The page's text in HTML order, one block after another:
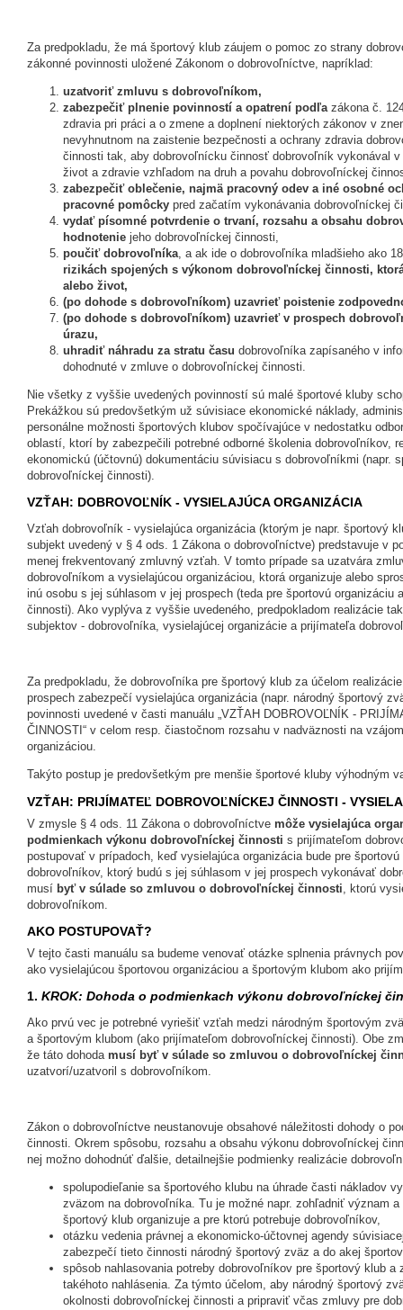
Za predpokladu, že má športový klub záujem o pomoc zo strany
zákonné povinnosti uložené Zákonom o dobrovoľníctve, napríklad:
uzatvoriť zmluvu s dobrovoľníkom,
zabezpečiť plnenie povinností a opatrení podľa zákona č.
zdravia pri práci a o zmene a doplnení niektorých zákonov v
nevyhnutnom na zaistenie bezpečnosti a ochrany zdravia
činnosti tak, aby dobrovoľnícku činnosť dobrovoľník vykonával v
život a zdravie vzhľadom na druh a povahu dobrovoľníckej
zabezpečiť oblečenie, najmä pracovný odev a iné osobné
pracovné pomôcky pred začatím vykonávania dobrovoľníckej
vydať písomné potvrdenie o trvaní, rozsahu a obsahu
hodnotenie jeho dobrovoľníckej činnosti,
poučiť dobrovoľníka , a ak ide o dobrovoľníka mladšieho ako
rizikách spojených s výkonom dobrovoľníckej činnosti,
alebo život,
(po dohode s dobrovoľníkom) uzavrieť poistenie
(po dohode s dobrovoľníkom) uzavrieť v prospech
úrazu,
uhradiť náhradu za stratu času dobrovoľníka zapísaného v
dohodnuté v zmluve o dobrovoľníckej činnosti.
Nie všetky z vyššie uvedených povinností sú malé športové kluby
Prekážkou sú predovšetkým už súvisiace ekonomické náklady,
personálne možnosti športových klubov spočívajúce v nedostatku
oblastí, ktorí by zabezpečili potrebné odborné školenia dobrovoľníkov,
ekonomickú (účtovnú) dokumentáciu súvisiacu s dobrovoľníkmi (napr.
dobrovoľníckej činnosti).
VZŤAH: DOBROVOĽNÍK - VYSIELAJÚCA ORGANIZÁCIA
Vzťah dobrovoľník - vysielajúca organizácia (ktorým je napr. športový
subjekt uvedený v § 4 ods. 1 Zákona o dobrovoľníctve) predstavuje v
menej frekventovaný zmluvný vzťah. V tomto prípade sa uzatvára
dobrovoľníkom a vysielajúcou organizáciou, ktorá organizuje alebo
inú osobu s jej súhlasom v jej prospech (teda pre športovú organizáciu
činnosti). Ako vyplýva z vyššie uvedeného, predpokladom realizácie
subjektov - dobrovoľníka, vysielajúcej organizácie a prijímateľa
Za predpokladu, že dobrovoľníka pre športový klub za účelom
prospech zabezpečí vysielajúca organizácia (napr. národný športový
povinnosti uvedené v časti manuálu „VZŤAH DOBROVOĽNÍK -
ČINNOSTI“ v celom resp. čiastočnom rozsahu v nadväznosti na
organizáciou.
Takýto postup je predovšetkým pre menšie športové kluby výhodným
VZŤAH: PRIJÍMATEĽ DOBROVOĽNÍCKEJ ČINNOSTI -
V zmysle § 4 ods. 11 Zákona o dobrovoľníctve môže vysielajúca
podmienkach výkonu dobrovoľníckej činnosti s prijímateľom
postupovať v prípadoch, keď vysielajúca organizácia bude pre
dobrovoľníkov, ktorý budú s jej súhlasom v jej prospech vykonávať
musí byť v súlade so zmluvou o dobrovoľníckej činnosti , ktorú
dobrovoľníkom.
AKO POSTUPOVAŤ?
V tejto časti manuálu sa budeme venovať otázke splnenia právnych
ako vysielajúcou športovou organizáciou a športovým klubom ako
1. KROK: Dohoda o podmienkach výkonu dobrovoľníckej
Ako prvú vec je potrebné vyriešiť vzťah medzi národným športovým
a športovým klubom (ako prijímateľom dobrovoľníckej činnosti). Obe
že táto dohoda musí byť v súlade so zmluvou o dobrovoľníckej
uzatvorí/uzatvoril s dobrovoľníkom.
Zákon o dobrovoľníctve neustanovuje obsahové náležitosti dohody o
činnosti. Okrem spôsobu, rozsahu a obsahu výkonu dobrovoľníckej
nej možno dohodnúť ďalšie, detailnejšie podmienky realizácie
spolupodieľanie sa športového klubu na úhrade časti nákladov
zväzom na dobrovoľníka. Tu je možné napr. zohľadniť význam
športový klub organizuje a pre ktorú potrebuje dobrovoľníkov,
otázku vedenia právnej a ekonomicko-účtovnej agendy
zabezpečí tieto činnosti národný športový zväz a do akej
spôsob nahlasovania potreby dobrovoľníkov pre športový klub a
takéhoto nahlásenia. Za týmto účelom, aby národný športový
okolnosti dobrovoľníckej činnosti a pripraviť včas zmluvy pre